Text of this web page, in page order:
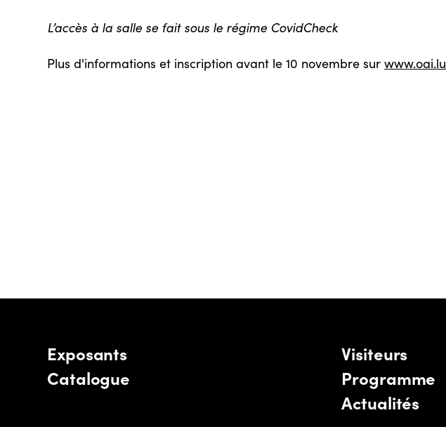
L’accès à la salle se fait sous le régime CovidCheck
Plus d'informations et inscription avant le 10 novembre surwww.oai.lu
Exposants
Catalogue
Visiteurs
Programme
Actualités